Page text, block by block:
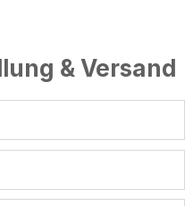
& Versand